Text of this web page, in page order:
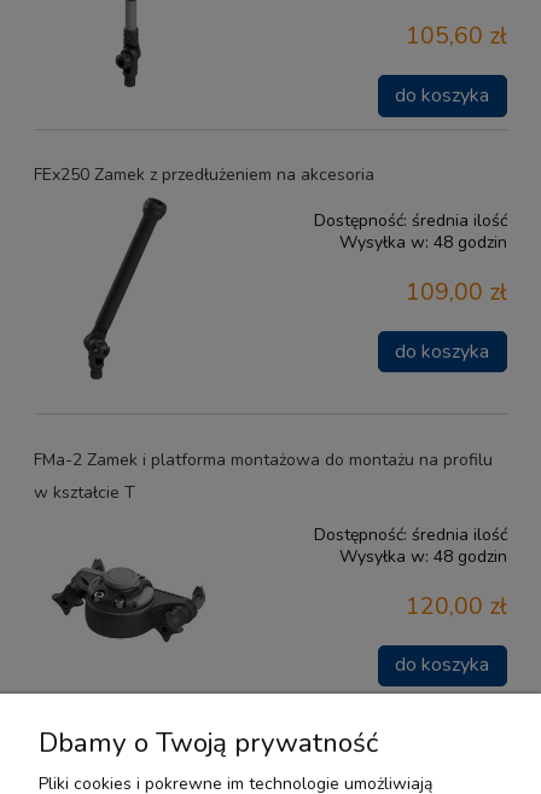
105,60 zł
do koszyka
FEx250 Zamek z przedłużeniem na akcesoria
Dostępność: średnia ilość
Wysyłka w: 48 godzin
109,00 zł
do koszyka
FMa-2 Zamek i platforma montażowa do montażu na profilu
w kształcie T
Dostępność: średnia ilość
Wysyłka w: 48 godzin
120,00 zł
do koszyka
Dbamy o Twoją prywatność
Pliki cookies i pokrewne im technologie umożliwiają